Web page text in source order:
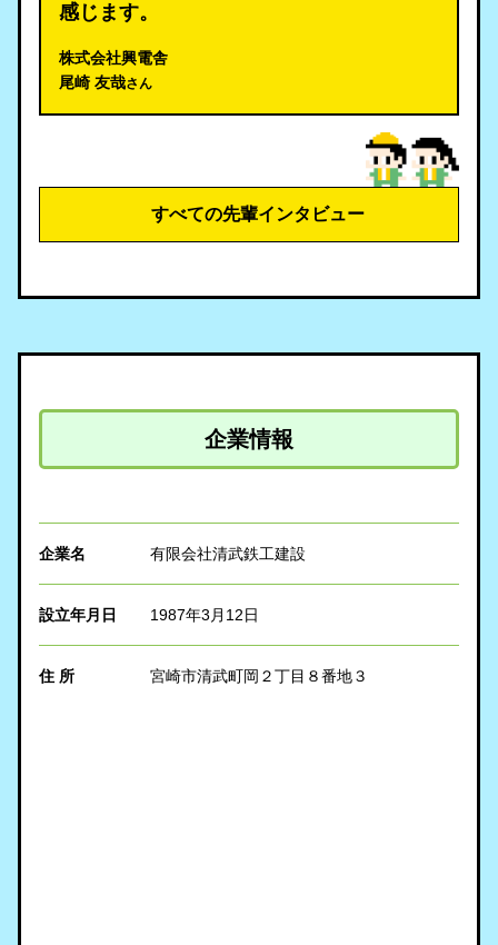
感じます。
株式会社興電舎
尾崎 友哉さん
すべての先輩インタビュー
企業情報
企業名 有限会社清武鉄工建設
設立年月日 1987年3月12日
住 所 宮崎市清武町岡２丁目８番地３